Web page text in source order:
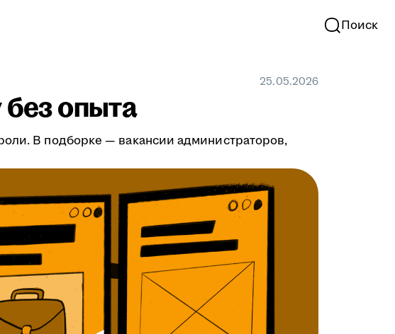
Поиск
25.05.2026
опыта
В подборке — вакансии администраторов,